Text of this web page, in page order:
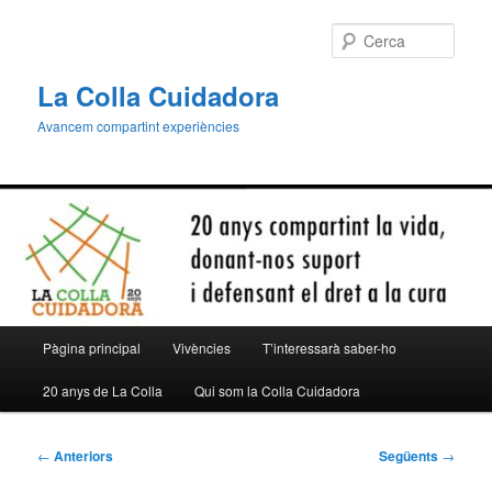
La Colla Cuidadora
Avancem compartint experiències
principal
Pàgina principal Vivències T’interessarà saber-ho
20 anys de La Colla Qui som la Colla Cuidadora
Navegació
← Anteriors Següents →